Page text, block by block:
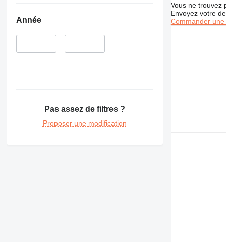
Année
–
Pas assez de filtres ?
Proposer une modification
Vous ne trouvez
Envoyez votre
Commander